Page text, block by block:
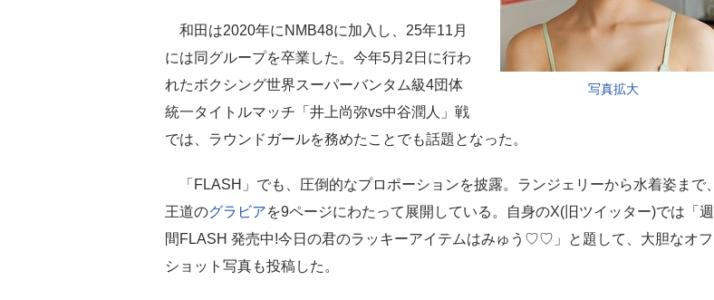
写真拡大
和田は2020年にNMB48に加入し、25年11月
には同グループを卒業した。今年5月2日に行わ
れたボクシング世界スーパーバンタム級4団体
統一タイトルマッチ「井上尚弥vs中谷潤人」戦
では、ラウンドガールを務めたことでも話題となった。
「FLASH」でも、圧倒的なプロポーションを披露。ランジェリーから水着姿まで、
王道のグラビアを9ページにわたって展開している。自身のX(旧ツイッター)では「週
間FLASH 発売中!今日の君のラッキーアイテムはみゅう♡♡」と題して、大胆なオフ
ショット写真も投稿した。